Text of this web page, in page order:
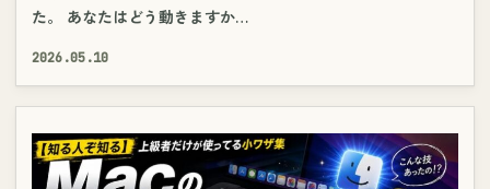
た。 あなたはどう動きますか…
2026.05.10